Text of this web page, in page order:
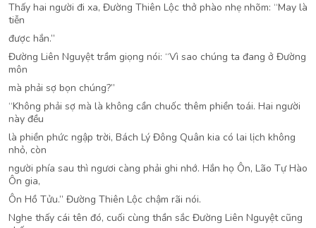
Thấy hai người đi xa, Đường Thiên Lộc thở phào nhẹ nhõm: “May là
tiễn
được hắn.”
Đường Liên Nguyệt trầm giọng nói: “Vì sao chúng ta đang ở Đường
môn
mà phải sợ bọn chúng?”
“Không phải sợ mà là không cần chuốc thêm phiền toái. Hai người
này đều
là phiền phức ngập trời, Bách Lý Đông Quân kia có lai lịch không
nhỏ, còn
người phía sau thì ngươi càng phải ghi nhớ. Hắn họ Ôn, Lão Tự Hào
Ôn gia,
Ôn Hồ Tửu.” Đường Thiên Lộc chậm rãi nói.
Nghe thấy cái tên đó, cuối cùng thần sắc Đường Liên Nguyệt cũng